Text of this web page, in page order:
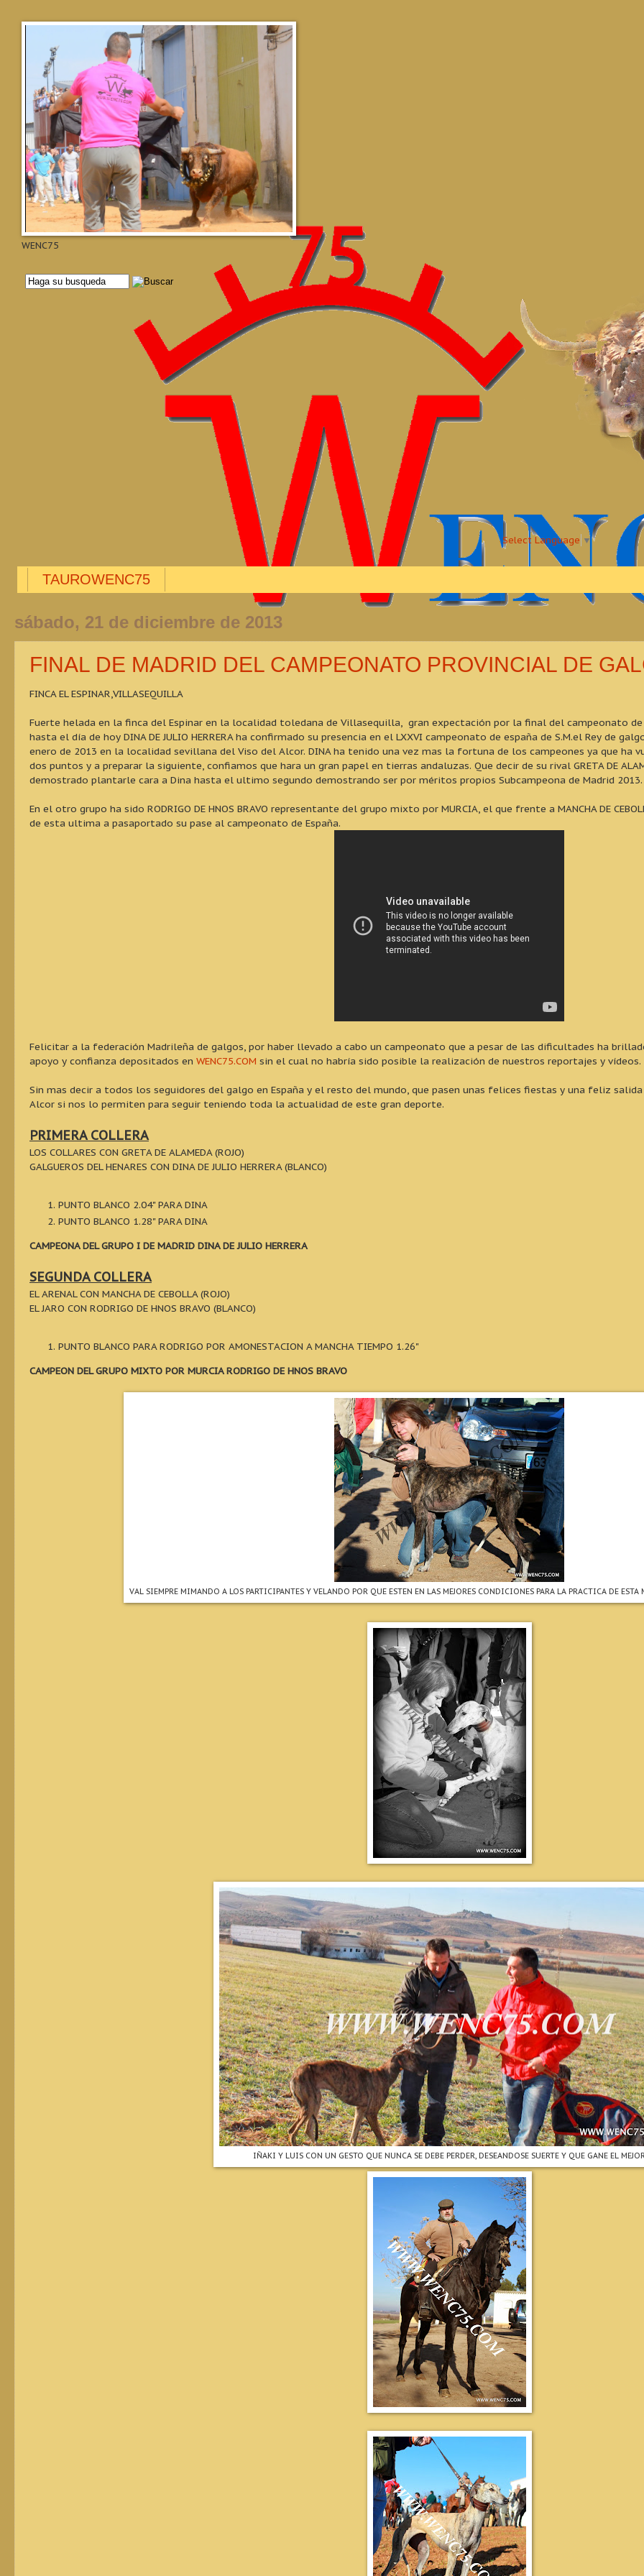
WENC75
Select Language ▼
TAUROWENC75
sábado, 21 de diciembre de 2013
FINAL DE MADRID DEL CAMPEONATO PROVINCIAL DE
FINCA EL ESPINAR,VILLASEQUILLA
Fuerte helada en la finca del Espinar en la localidad toledana de Villasequilla, gran expectación por la final del campeonato de
hasta el día de hoy DINA DE JULIO HERRERA ha confirmado su presencia en el LXXVI campeonato de españa de S.M.el Rey de
enero de 2013 en la localidad sevillana del Viso del Alcor. DINA ha tenido una vez mas la fortuna de los campeones ya que
dos puntos y a preparar la siguiente, confiamos que hara un gran papel en tierras andaluzas. Que decir de su rival GRETA DE
demostrado plantarle cara a Dina hasta el ultimo segundo demostrando ser por méritos propios Subcampeona de Madrid 2013.
En el otro grupo ha sido RODRIGO DE HNOS BRAVO representante del grupo mixto por MURCIA, el que frente a MANCHA DE
de esta ultima a pasaportado su pase al campeonato de España.
Felicitar a la federación Madrileña de galgos, por haber llevado a cabo un campeonato que a pesar de las dificultades ha
apoyo y confianza depositados en WENC75.COM sin el cual no habría sido posible la realización de nuestros reportajes y vídeos.
Sin mas decir a todos los seguidores del galgo en España y el resto del mundo, que pasen unas felices fiestas y una feliz
Alcor si nos lo permiten para seguir teniendo toda la actualidad de este gran deporte.
PRIMERA COLLERA
LOS COLLARES CON GRETA DE ALAMEDA (ROJO)
GALGUEROS DEL HENARES CON DINA DE JULIO HERRERA (BLANCO)
PUNTO BLANCO 2.04" PARA DINA
PUNTO BLANCO 1.28" PARA DINA
CAMPEONA DEL GRUPO I DE MADRID DINA DE JULIO HERRERA
SEGUNDA COLLERA
EL ARENAL CON MANCHA DE CEBOLLA (ROJO)
EL JARO CON RODRIGO DE HNOS BRAVO (BLANCO)
PUNTO BLANCO PARA RODRIGO POR AMONESTACION A MANCHA TIEMPO 1.26"
CAMPEON DEL GRUPO MIXTO POR MURCIA RODRIGO DE HNOS BRAVO
VAL SIEMPRE MIMANDO A LOS PARTICIPANTES Y VELANDO POR QUE ESTEN EN LAS MEJORES CONDICIONES PARA LA PRACTICA DE
IÑAKI Y LUIS CON UN GESTO QUE NUNCA SE DEBE PERDER, DESEANDOSE SUERTE Y QUE GANE EL MEJOR